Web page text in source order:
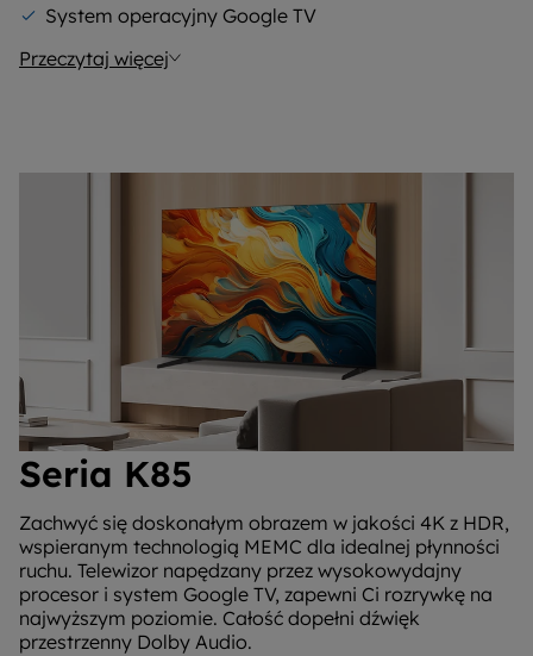
System operacyjny Google TV
Przeczytaj więcej
Seria K85
Zachwyć się doskonałym obrazem w jakości 4K z HDR,
wspieranym technologią MEMC dla idealnej płynności
ruchu. Telewizor napędzany przez wysokowydajny
procesor i system Google TV, zapewni Ci rozrywkę na
najwyższym poziomie. Całość dopełni dźwięk
przestrzenny Dolby Audio.